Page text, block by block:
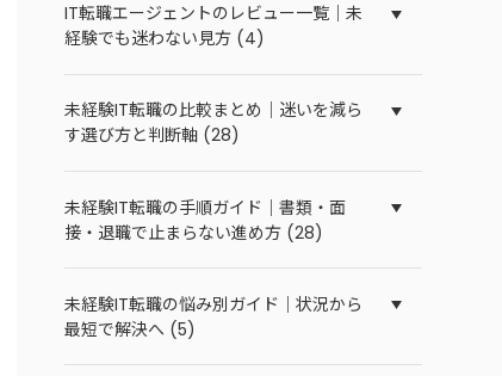
IT転職エージェントのレビュー一覧｜未
経験でも迷わない見方 (4)
未経験IT転職の比較まとめ｜迷いを減ら
す選び方と判断軸 (28)
未経験IT転職の手順ガイド｜書類・面
接・退職で止まらない進め方 (28)
未経験IT転職の悩み別ガイド｜状況から
最短で解決へ (5)